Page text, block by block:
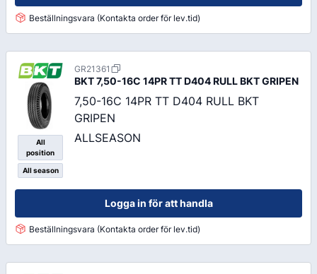
Beställningsvara (Kontakta order för lev.tid)
All
position
All season
GR21361
BKT7,50-16C 14PR TT D404 RULL BKT GRIPEN
7,50-16C 14PR TT D404 RULL BKT
GRIPEN
ALLSEASON
Logga in för att handla
Beställningsvara (Kontakta order för lev.tid)